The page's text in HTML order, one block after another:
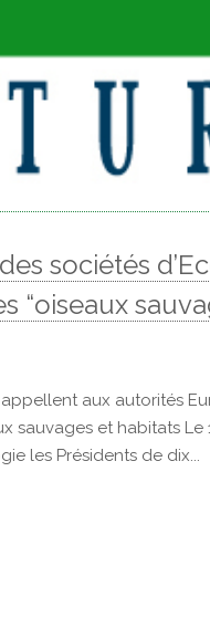
sociétés
“oiseaux
aux autorités
sauvages et habitats
les Présidents de dix...